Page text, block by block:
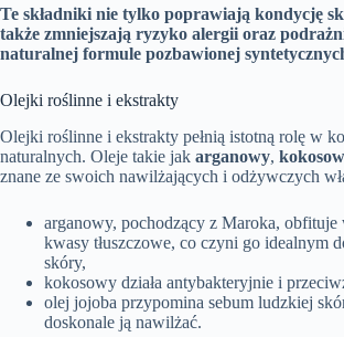
Te składniki nie tylko poprawiają kondycję
także zmniejszają ryzyko alergii oraz
naturalnej formule pozbawionej
Olejki roślinne i ekstrakty
Olejki roślinne i ekstrakty pełnią istotną rolę w
naturalnych. Oleje takie jak arganowy,
znane ze swoich nawilżających i odżywczych
arganowy, pochodzący z Maroka,
kwasy tłuszczowe, co czyni go idealnym
skóry,
kokosowy działa antybakteryjnie i
olej jojoba przypomina sebum ludzkiej
doskonale ją nawilżać.